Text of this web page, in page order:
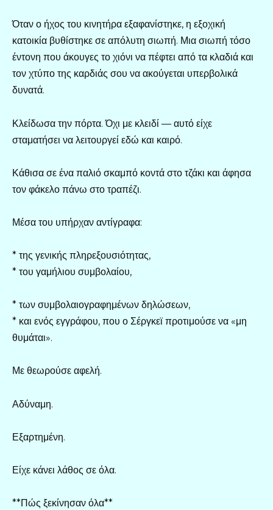
Όταν ο ήχος του κινητήρα εξαφανίστηκε, η εξοχική
κατοικία βυθίστηκε σε απόλυτη σιωπή. Μια σιωπή τόσο
έντονη που άκουγες το χιόνι να πέφτει από τα κλαδιά και
τον χτύπο της καρδιάς σου να ακούγεται υπερβολικά
δυνατά.
Κλείδωσα την πόρτα. Όχι με κλειδί — αυτό είχε
σταματήσει να λειτουργεί εδώ και καιρό.
Κάθισα σε ένα παλιό σκαμπό κοντά στο τζάκι και άφησα
τον φάκελο πάνω στο τραπέζι.
Μέσα του υπήρχαν αντίγραφα:
* της γενικής πληρεξουσιότητας,
* του γαμήλιου συμβολαίου,
* των συμβολαιογραφημένων δηλώσεων,
* και ενός εγγράφου, που ο Σέργκεϊ προτιμούσε να «μη
θυμάται».
Με θεωρούσε αφελή.
Αδύναμη.
Εξαρτημένη.
Είχε κάνει λάθος σε όλα.
**Πώς ξεκίνησαν όλα**